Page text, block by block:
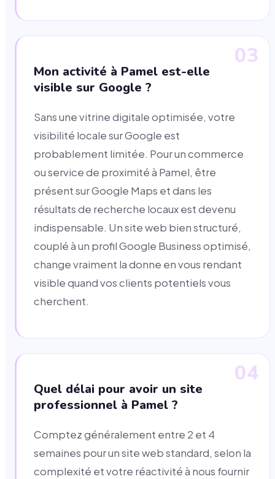
03
Mon activité à Pamel est-elle
visible sur Google ?
Sans une vitrine digitale optimisée, votre
visibilité locale sur Google est
probablement limitée. Pour un commerce
ou service de proximité à Pamel, être
présent sur Google Maps et dans les
résultats de recherche locaux est devenu
indispensable. Un site web bien structuré,
couplé à un profil Google Business optimisé,
change vraiment la donne en vous rendant
visible quand vos clients potentiels vous
cherchent.
04
Quel délai pour avoir un site
professionnel à Pamel ?
Comptez généralement entre 2 et 4
semaines pour un site web standard, selon la
complexité et votre réactivité à nous fournir